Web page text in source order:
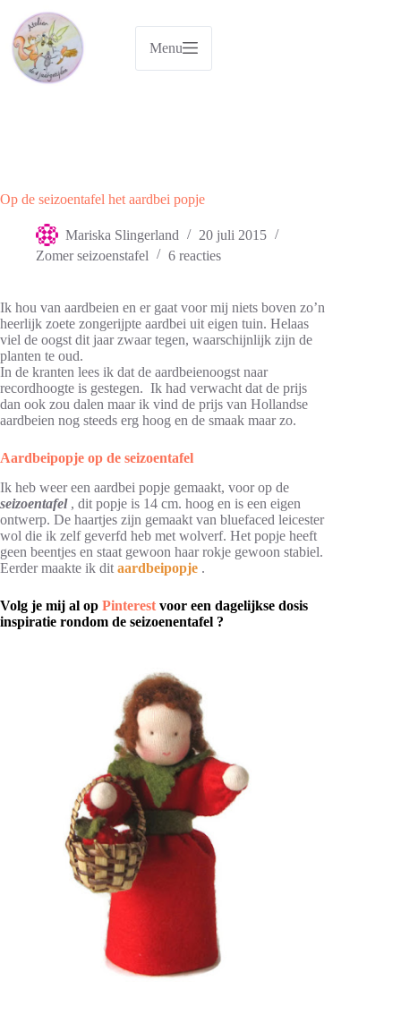
naar
inhoud
Menu
Op de seizoentafel het aardbei popje
Mariska Slingerland
20 juli 2015
Zomer seizoenstafel
6 reacties
Ik hou van aardbeien en er gaat voor mij niets boven zo’n
heerlijk zoete zongerijpte aardbei uit eigen tuin. Helaas
viel de oogst dit jaar zwaar tegen, waarschijnlijk zijn de
planten te oud.
In de kranten lees ik dat de aardbeienoogst naar
recordhoogte is gestegen. Ik had verwacht dat de prijs
dan ook zou dalen maar ik vind de prijs van Hollandse
aardbeien nog steeds erg hoog en de smaak maar zo.
Aardbeipopje op de seizoentafel
Ik heb weer een aardbei popje gemaakt, voor op de
seizoentafel, dit popje is 14 cm. hoog en is een eigen
ontwerp. De haartjes zijn gemaakt van bluefaced leicester
wol die ik zelf geverfd heb met wolverf. Het popje heeft
geen beentjes en staat gewoon haar rokje gewoon stabiel.
Eerder maakte ik dit aardbeipopje .
Volg je mij al op Pinterest voor een dagelijkse dosis
inspiratie rondom de seizoenentafel ?